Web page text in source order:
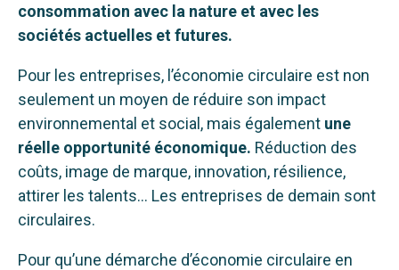
consommation avec la nature et avec les
sociétés actuelles et futures.
Pour les entreprises, l’économie circulaire est non
seulement un moyen de réduire son impact
environnemental et social, mais également une
réelle opportunité économique. Réduction des
coûts, image de marque, innovation, résilience,
attirer les talents… Les entreprises de demain sont
circulaires.
Pour qu’une démarche d’économie circulaire en